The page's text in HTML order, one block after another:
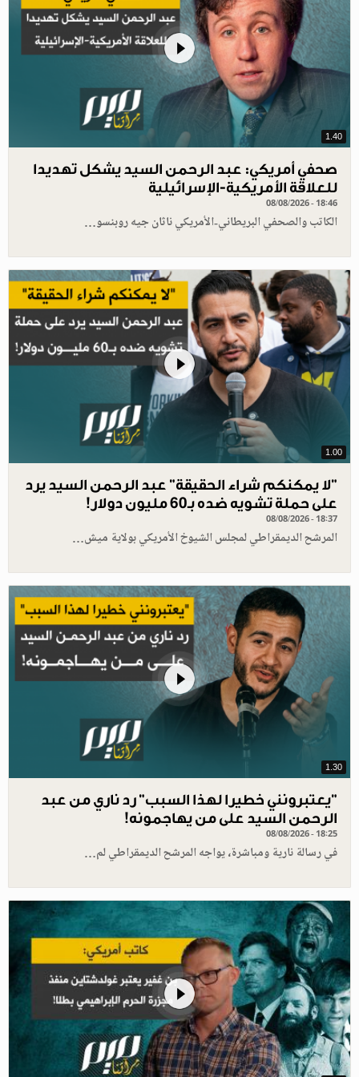
1.40
صحفي أمريكي: عبد الرحمن السيد يشكل تهديدا
للعلاقة الأمريكية-الإسرائيلية
08/08/2026 - 18:46
الكاتب والصحفي البريطاني-الأمريكي ناثان جيه روبنسو…
1.00
"لا يمكنكم شراء الحقيقة" عبد الرحمن السيد يرد
على حملة تشويه ضده بـ60 مليون دولار!
08/08/2026 - 18:37
المرشح الديمقراطي لمجلس الشيوخ الأمريكي بولاية ميش…
1.30
"يعتبرونني خطيرا لهذا السبب" رد ناري من عبد
الرحمن السيد على من يهاجمونه!
08/08/2026 - 18:25
في رسالة نارية ومباشرة، يواجه المرشح الديمقراطي لم…